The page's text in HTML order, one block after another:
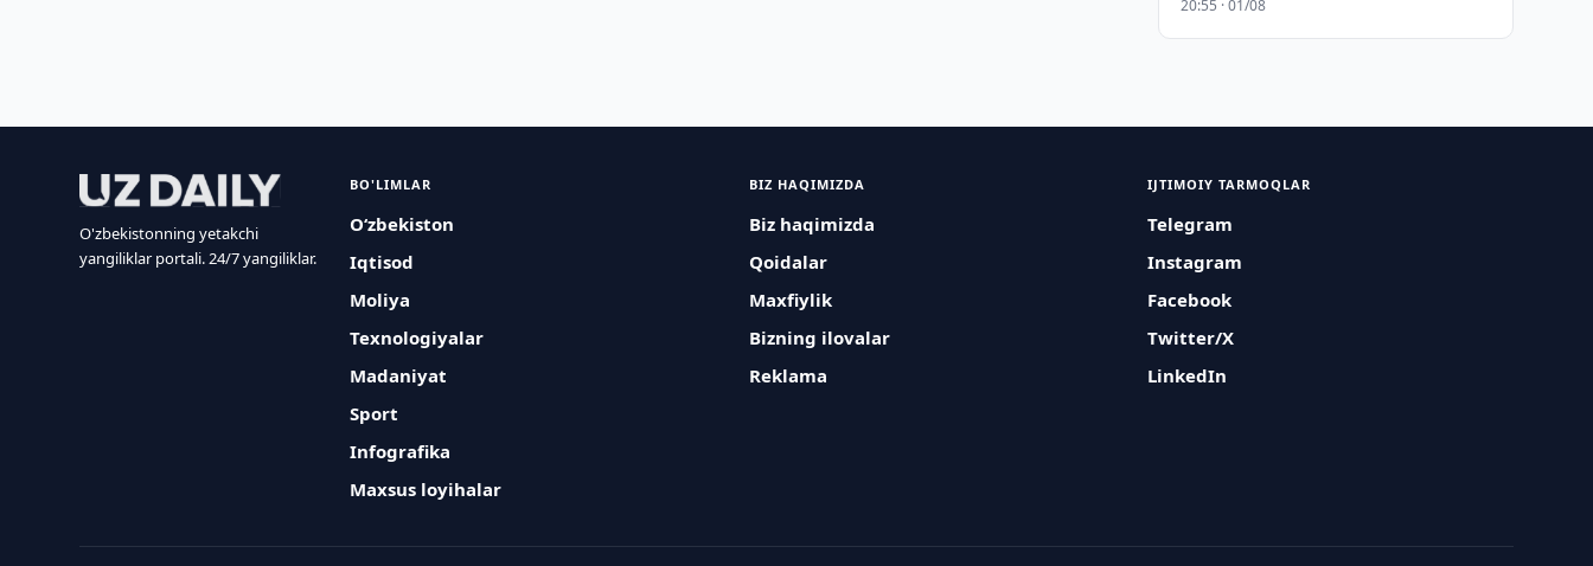
20:55 · 01/08
O'zbekistonning yetakchi
yangiliklar portali. 24/7 yangiliklar.
BO'LIMLAR
O‘zbekiston
Iqtisod
Moliya
Texnologiyalar
Madaniyat
Sport
Infografika
Maxsus loyihalar
BIZ HAQIMIZDA
Biz haqimizda
Qoidalar
Maxfiylik
Bizning ilovalar
Reklama
IJTIMOIY TARMOQLAR
Telegram
Instagram
Facebook
Twitter/X
LinkedIn